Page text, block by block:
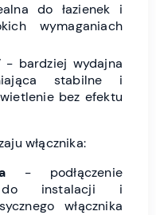
do łazienek i
wymaganiach
- bardziej wydajna
stabilne i
bez efektu
włącznika:
- podłączenie
do instalacji i
włącznika